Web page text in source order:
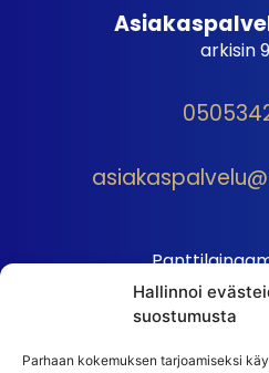
Hallinnoi
suostumusta
Parhaan kokemuksen tarjoamiseksi
arkisin
Autopantin